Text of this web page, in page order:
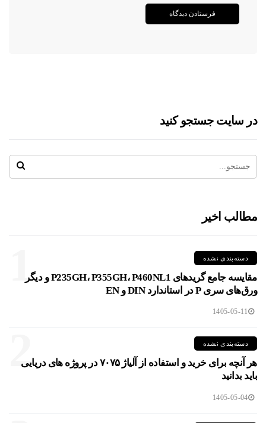
در سایت جستجو کنید
مطالب اخیر
1 دسته‌بندی نشده
مقایسه جامع گریدهای P235GH، P355GH، P460NL1 و دیگر
ورق‌های سری P در استاندارد DIN و EN
1405-05-11
2 دسته‌بندی نشده
هر آنچه برای خرید و استفاده از آلیاژ ۷۰۷۵ در پروژه های دریایی
باید بدانید
1405-05-04